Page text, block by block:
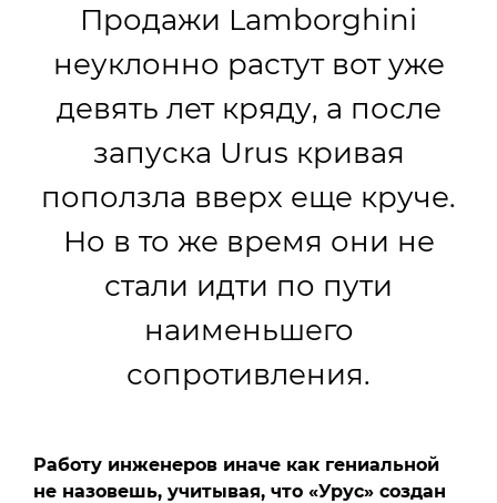
Продажи Lamborghini
неуклонно растут вот уже
девять лет кряду, а после
запуска Urus кривая
поползла вверх еще круче.
Но в то же время они не
стали идти по пути
наименьшего
сопротивления.
Работу инженеров иначе как гениальной
не назовешь, учитывая, что «Урус» создан